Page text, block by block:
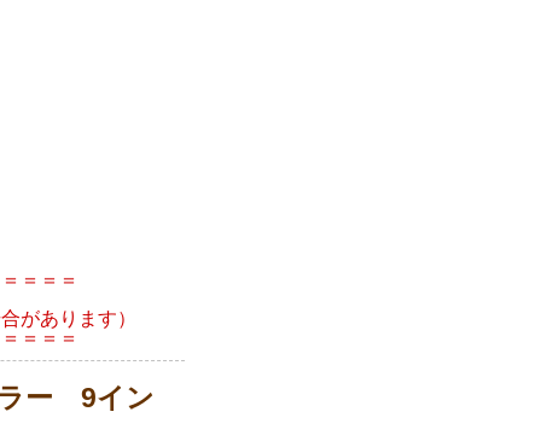
＝＝＝
があります）
＝＝＝
ー 9イン